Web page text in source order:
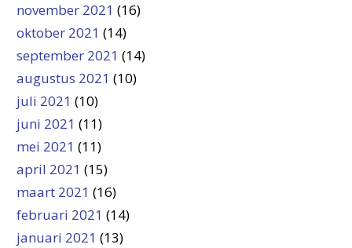
november 2021 (16)
oktober 2021 (14)
september 2021 (14)
augustus 2021 (10)
juli 2021 (10)
juni 2021 (11)
mei 2021 (11)
april 2021 (15)
maart 2021 (16)
februari 2021 (14)
januari 2021 (13)